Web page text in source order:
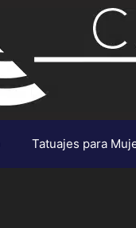
Tatuajes para